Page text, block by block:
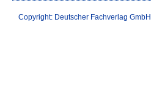
Copyright: Deutscher Fachverlag GmbH